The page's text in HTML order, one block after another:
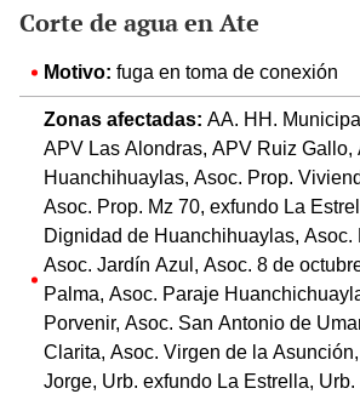
Corte de agua en Ate
Motivo: fuga en toma de conexión
Zonas afectadas: AA. HH.
APV Las Alondras, APV Ruiz Gallo,
Huanchihuaylas, Asoc. Prop.
Asoc. Prop. Mz 70, exfundo La
Dignidad de Huanchihuaylas, Asoc.
Asoc. Jardín Azul, Asoc. 8 de
Palma, Asoc. Paraje
Porvenir, Asoc. San Antonio de
Clarita, Asoc. Virgen de la
Jorge, Urb. exfundo La Estrella,